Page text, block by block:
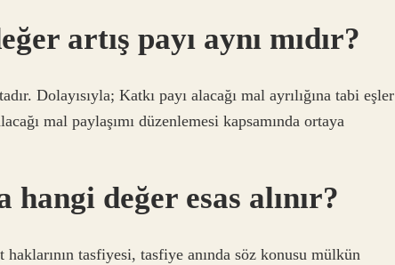
artış payı aynı mıdır?
Dolayısıyla; Katkı payı alacağı mal ayrılığına tabi eşler
mal paylaşımı düzenlemesi kapsamında ortaya
değer esas alınır?
tasfiyesi, tasfiye anında söz konusu mülkün